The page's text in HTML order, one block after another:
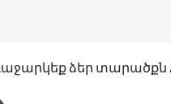
ձեր տարածքն